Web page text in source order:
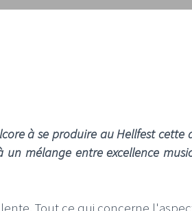
à se produire au Hellfest cette
mélange entre excellence
Tout ce qui concerne